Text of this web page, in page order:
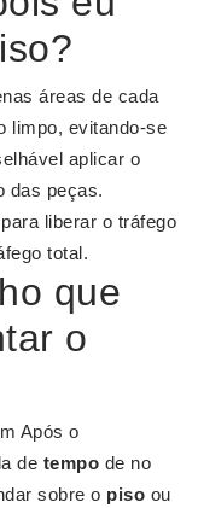
áreas de cada
limpo, evitando-se
aplicar o
das peças.
para liberar o tráfego
total.
que
o
Após o
de tempo de no
sobre o piso ou